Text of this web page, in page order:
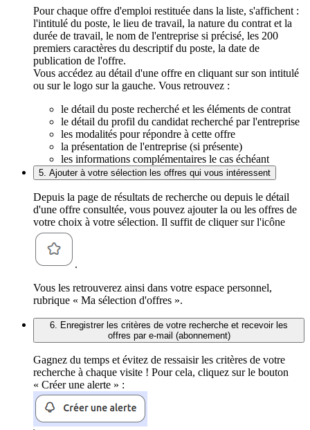
Pour chaque offre d'emploi restituée dans la liste, s'affichent :
l'intitulé du poste, le lieu de travail, la nature du contrat et la
durée de travail, le nom de l'entreprise si précisé, les 200
premiers caractères du descriptif du poste, la date de
publication de l'offre.
Vous accédez au détail d'une offre en cliquant sur son intitulé
ou sur le logo sur la gauche. Vous retrouvez :
le détail du poste recherché et les éléments de contrat
le détail du profil du candidat recherché par l'entreprise
les modalités pour répondre à cette offre
la présentation de l'entreprise (si présente)
les informations complémentaires le cas échéant
5. Ajouter à votre sélection les offres qui vous intéressent
Depuis la page de résultats de recherche ou depuis le détail
d'une offre consultée, vous pouvez ajouter la ou les offres de
votre choix à votre sélection. Il suffit de cliquer sur l'icône
.
Vous les retrouverez ainsi dans votre espace personnel,
rubrique « Ma sélection d'offres ».
6. Enregistrer les critères de votre recherche et recevoir les
offres par e-mail (abonnement)
Gagnez du temps et évitez de ressaisir les critères de votre
recherche à chaque visite ! Pour cela, cliquez sur le bouton
« Créer une alerte » :